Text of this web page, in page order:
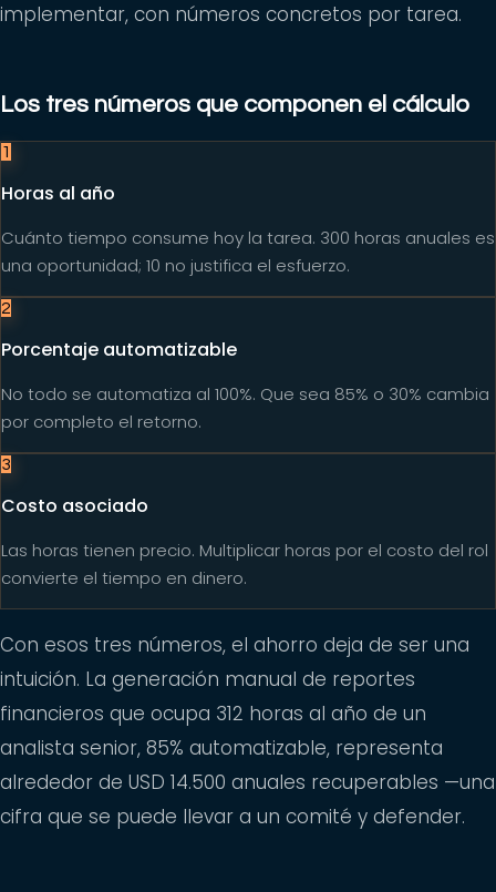
implementar, con números concretos por tarea.
Los tres números que componen el cálculo
1
Horas al año
Cuánto tiempo consume hoy la tarea. 300 horas anuales es
una oportunidad; 10 no justifica el esfuerzo.
2
Porcentaje automatizable
No todo se automatiza al 100%. Que sea 85% o 30% cambia
por completo el retorno.
3
Costo asociado
Las horas tienen precio. Multiplicar horas por el costo del rol
convierte el tiempo en dinero.
Con esos tres números, el ahorro deja de ser una
intuición. La generación manual de reportes
financieros que ocupa 312 horas al año de un
analista senior, 85% automatizable, representa
alrededor de USD 14.500 anuales recuperables —una
cifra que se puede llevar a un comité y defender.